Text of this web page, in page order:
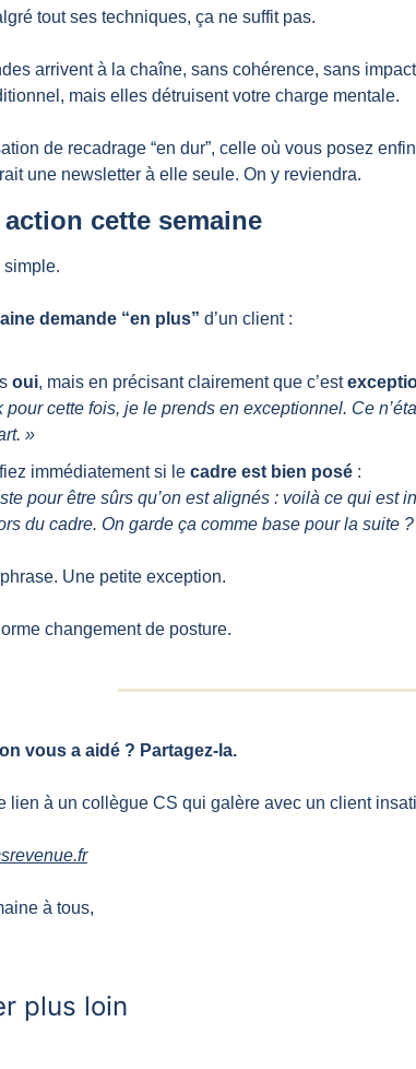
tout ses techniques, ça ne suffit pas.
arrivent à la chaîne, sans cohérence, sans
mais elles détruisent votre charge mentale.
de recadrage “en dur”, celle où vous posez
une newsletter à elle seule. On y reviendra.
action cette semaine
simple.
demande “en plus” d’un client :
oui, mais en précisant clairement que c’est
pour cette fois, je le prends en exceptionnel. Ce
»
immédiatement si le cadre est bien posé :
pour être sûrs qu’on est alignés : voilà ce qui est
du cadre. On garde ça comme base pour la suite
Une petite exception.
changement de posture.
vous a aidé ? Partagez-la.
lien à un collègue CS qui galère avec un client
à tous,
plus loin